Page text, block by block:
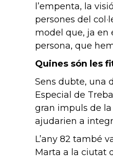
l’empenta, la
persones del
model que, ja en
persona, que
Quines són les
Sens dubte, una
Especial de
gran impuls de
ajudarien a
L’any 82 també
Marta a la ciutat